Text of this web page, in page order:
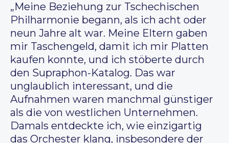
„Meine Beziehung zur Tschechischen
Philharmonie begann, als ich acht oder
neun Jahre alt war. Meine Eltern gaben
mir Taschengeld, damit ich mir Platten
kaufen konnte, und ich stöberte durch
den Supraphon-Katalog. Das war
unglaublich interessant, und die
Aufnahmen waren manchmal günstiger
als die von westlichen Unternehmen.
Damals entdeckte ich, wie einzigartig
das Orchester klang, insbesondere der